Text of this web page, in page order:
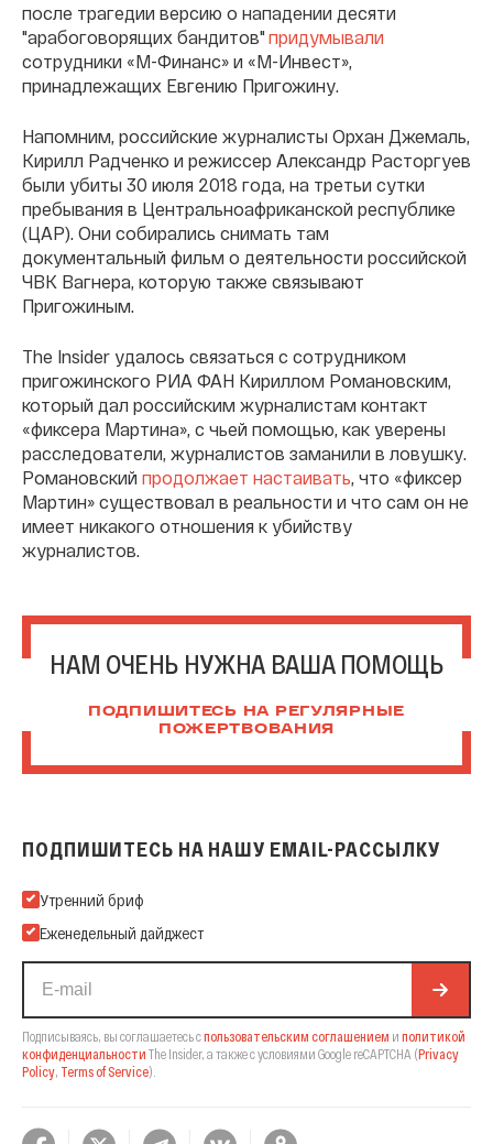
после трагедии версию о нападении десяти
"арабоговорящих бандитов" придумывали
сотрудники «М-Финанс» и «М-Инвест»,
принадлежащих Евгению Пригожину.
Напомним, российские журналисты Орхан Джемаль,
Кирилл Радченко и режиссер Александр Расторгуев
были убиты 30 июля 2018 года, на третьи сутки
пребывания в Центральноафриканской республике
(ЦАР). Они собирались снимать там
документальный фильм о деятельности российской
ЧВК Вагнера, которую также связывают
Пригожиным.
The Insider удалось связаться с сотрудником
пригожинского РИА ФАН Кириллом Романовским,
который дал российским журналистам контакт
«фиксера Мартина», с чьей помощью, как уверены
расследователи, журналистов заманили в ловушку.
Романовский продолжает настаивать , что «фиксер
Мартин» существовал в реальности и что сам он не
имеет никакого отношения к убийству
журналистов.
НАМ ОЧЕНЬ НУЖНА ВАША ПОМОЩЬ
ПОДПИШИТЕСЬ НА РЕГУЛЯРНЫЕ
ПОЖЕРТВОВАНИЯ
ПОДПИШИТЕСЬ НА НАШУ EMAIL-РАССЫЛКУ
Подпишитесь на нашу Email-рассылку
Утренний бриф
Еженедельный дайджест
Подписываясь, вы соглашаетесь спользовательским соглашением и политикой
конфиденциальности The Insider, а также с условиями Google reCAPTCHA (Privacy
Policy Terms of Service).